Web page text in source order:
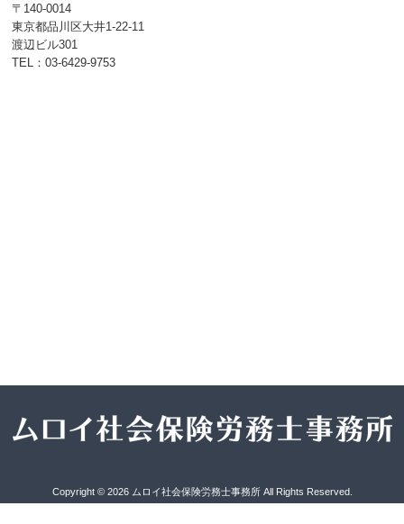
〒140-0014
東京都品川区大井1-22-11
渡辺ビル301
TEL：03-6429-9753
Copyright © 2026 ムロイ社会保険労務士事務所 All Rights Reserved.